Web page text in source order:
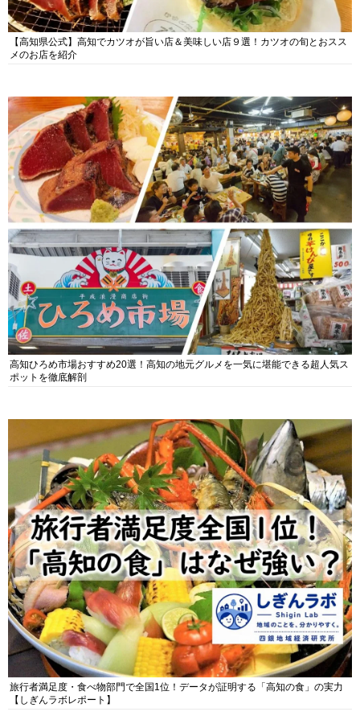
【高知県公式】高知でカツオが旨い店＆美味しい店９選！カツオの旬とおスス
メのお店を紹介
高知ひろめ市場おすすめ20選！高知の地元グルメを一気に堪能できる超人気ス
ポットを徹底解剖
旅行者満足度・食べ物部門で全国1位！データが証明する「高知の食」の実力
【しぎんラボレポート】